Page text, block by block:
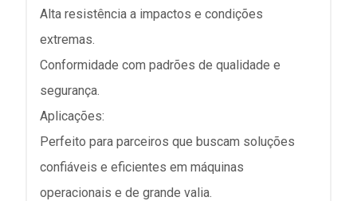
Alta resistência a impactos e condições
extremas.
Conformidade com padrões de qualidade e
segurança.
Aplicações:
Perfeito para parceiros que buscam soluções
confiáveis e eficientes em máquinas
operacionais e de grande valia.